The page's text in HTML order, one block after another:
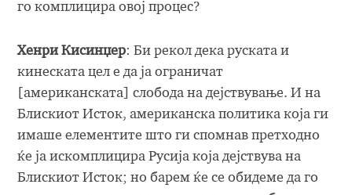
го комплицира овој процес?
Хенри Кисинџер: Би рекол дека руската и
кинеската цел е да ја ограничат
[американската] слобода на дејствување. И на
Блискиот Исток, американска политика која ги
имаше елементите што ги спомнав претходно
ќе ја искомплицира Русија која дејствува на
Блискиот Исток; но барем ќе се обидеме да го